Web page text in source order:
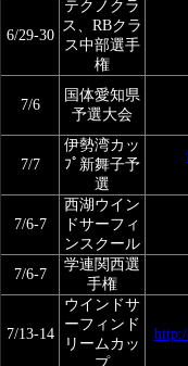
6/29-30
テクノクラ
ス、RBクラ
ス中部選手
権
7/6
国体愛知県
予選大会
7/7
伊勢湾カッ
ﾌﾟ新舞子予
選
7/6-7
西湖ウイン
ドサーフィ
ンスクール
7/6-7
学連関西選
手権
7/13-14
ウインドサ
ーフィンド
リームカッ